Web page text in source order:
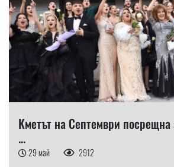
Кметът на Септември посрещна
...
29 май 2912